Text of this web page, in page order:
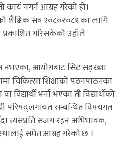
कार्य नगर्न आग्रह गरेको हो।
शैक्षिक सत्र २०८०र०८१ का लागि
प्रकाशित गरिसकेको उहाँले
नभएका, आयोगबाट सिट सङ्ख्या
चिकित्सा शिक्षाको पठनपाठनका
विद्यार्थी भर्ना भएका ती विद्यार्थीको
परिषद्लगायत सम्बन्धित विषयगत
त्यसप्रति सजग रहन अभिभावक,
समेत आग्रह गरेको छ ।